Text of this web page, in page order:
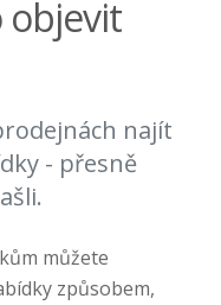
objevit
najít
- přesně
můžete
způsobem,